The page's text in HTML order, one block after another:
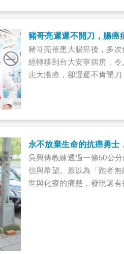
豬哥亮遲遲不開刀，腸癌
豬哥亮罹患大腸癌後，多
經轉移到台大安寧病房，
患大腸癌，卻遲遲不肯開
除了想多拍點戲、存錢給
永不放棄生命的抗癌勇士
吳興傳教練透過一條50公
信與希望。原以為「跑者
世與化療的痛楚，發現還